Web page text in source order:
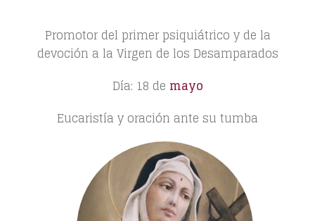
Promotor del primer psiquiátrico y de la
devoción a la Virgen de los Desamparados
Día: 18 de mayo
Eucaristía y oración ante su tumba